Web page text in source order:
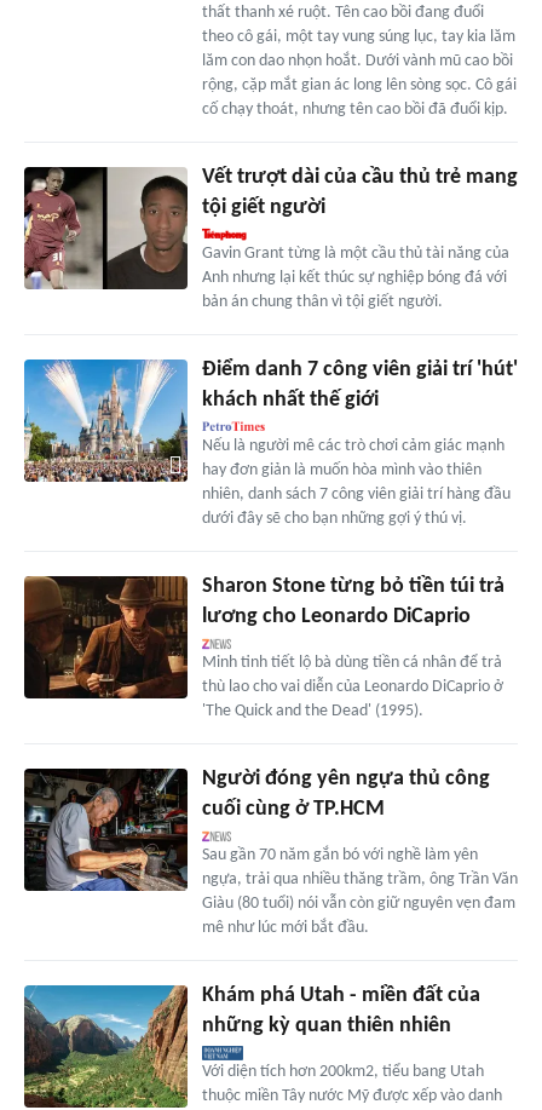
thất thanh xé ruột. Tên cao bồi đang đuổi
theo cô gái, một tay vung súng lục, tay kia lăm
lăm con dao nhọn hoắt. Dưới vành mũ cao bồi
rộng, cặp mắt gian ác long lên sòng sọc. Cô gái
cố chạy thoát, nhưng tên cao bồi đã đuổi kịp.
Vết trượt dài của cầu thủ trẻ mang
tội giết người
Gavin Grant từng là một cầu thủ tài năng của
Anh nhưng lại kết thúc sự nghiệp bóng đá với
bản án chung thân vì tội giết người.
Điểm danh 7 công viên giải trí 'hút'
khách nhất thế giới
Nếu là người mê các trò chơi cảm giác mạnh
hay đơn giản là muốn hòa mình vào thiên
nhiên, danh sách 7 công viên giải trí hàng đầu
dưới đây sẽ cho bạn những gợi ý thú vị.
Sharon Stone từng bỏ tiền túi trả
lương cho Leonardo DiCaprio
Minh tinh tiết lộ bà dùng tiền cá nhân để trả
thù lao cho vai diễn của Leonardo DiCaprio ở
'The Quick and the Dead' (1995).
Người đóng yên ngựa thủ công
cuối cùng ở TP.HCM
Sau gần 70 năm gắn bó với nghề làm yên
ngựa, trải qua nhiều thăng trầm, ông Trần Văn
Giàu (80 tuổi) nói vẫn còn giữ nguyên vẹn đam
mê như lúc mới bắt đầu.
Khám phá Utah - miền đất của
những kỳ quan thiên nhiên
Với diện tích hơn 200km2, tiểu bang Utah
thuộc miền Tây nước Mỹ được xếp vào danh